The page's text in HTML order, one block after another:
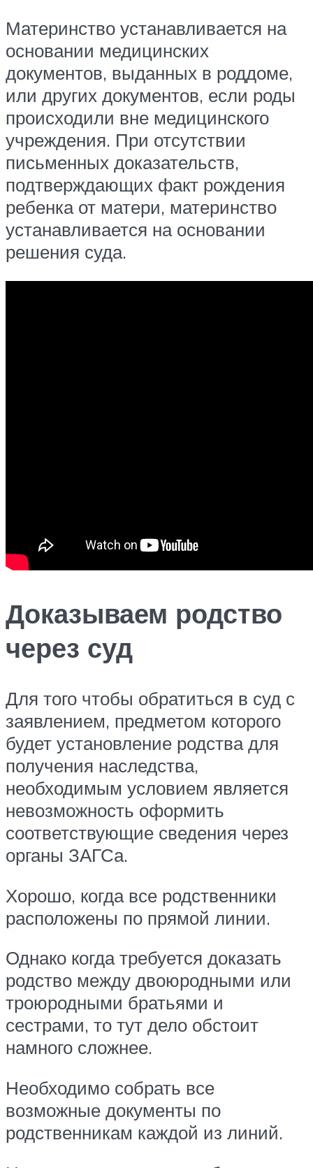
Материнство устанавливается на
основании медицинских
документов, выданных в роддоме,
или других документов, если роды
происходили вне медицинского
учреждения. При отсутствии
письменных доказательств,
подтверждающих факт рождения
ребенка от матери, материнство
устанавливается на основании
решения суда.
Доказываем родство
через суд
Для того чтобы обратиться в суд с
заявлением, предметом которого
будет установление родства для
получения наследства,
необходимым условием является
невозможность оформить
соответствующие сведения через
органы ЗАГСа.
Хорошо, когда все родственники
расположены по прямой линии.
Однако когда требуется доказать
родство между двоюродными или
троюродными братьями и
сестрами, то тут дело обстоит
намного сложнее.
Необходимо собрать все
возможные документы по
родственникам каждой из линий.